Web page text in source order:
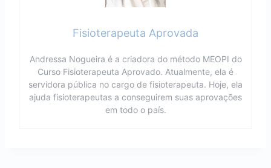
Fisioterapeuta Aprovada
Andressa Nogueira é a criadora do método MEOPI do
Curso Fisioterapeuta Aprovado. Atualmente, ela é
servidora pública no cargo de fisioterapeuta. Hoje, ela
ajuda fisioterapeutas a conseguirem suas aprovações
em todo o país.